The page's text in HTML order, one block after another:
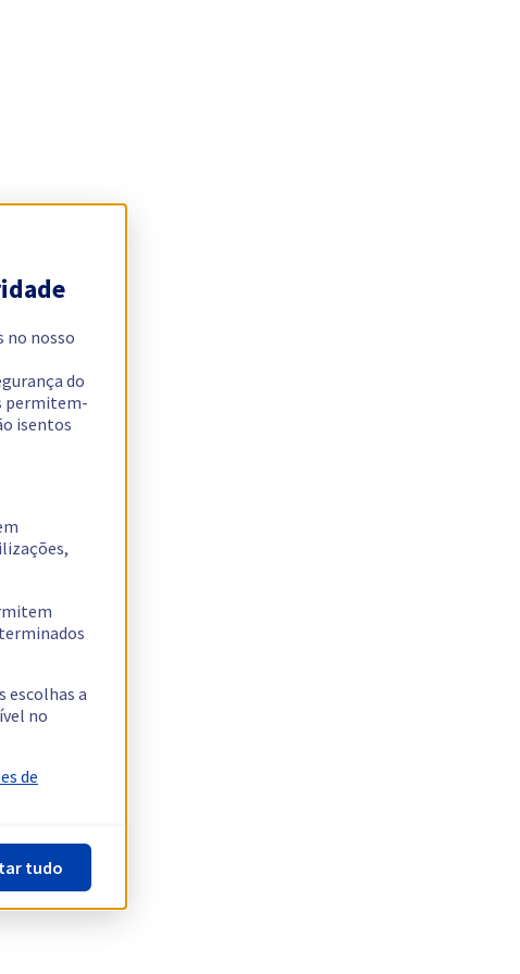
no nosso
do
permitem-
isentos
escolhas a
no
de
tudo